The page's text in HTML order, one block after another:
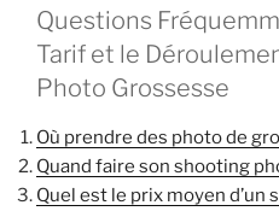
Questions
Tarif et le
Photo Grossesse
Où prendre des photo de
Quand faire son shooting
Quel est le prix moyen d’un